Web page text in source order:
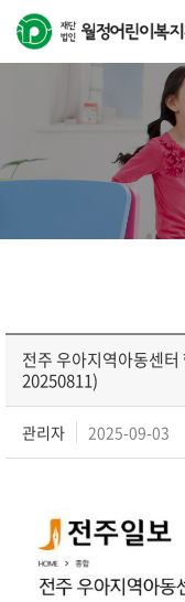
전주 우아지역아동센
20250811)
관리자 2025-09-03